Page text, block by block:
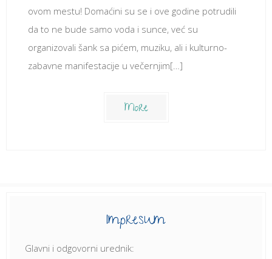
ovom mestu! Domaćini su se i ove godine potrudili
da to ne bude samo voda i sunce, već su
organizovali šank sa pićem, muziku, ali i kulturno-
zabavne manifestacije u večernjim[…]
More
Impresum
Glavni i odgovorni urednik: